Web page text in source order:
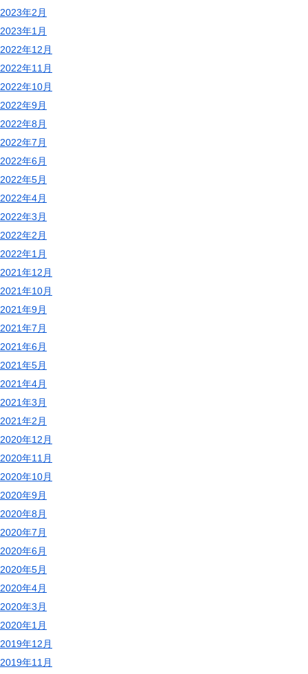
2023年2月
2023年1月
2022年12月
2022年11月
2022年10月
2022年9月
2022年8月
2022年7月
2022年6月
2022年5月
2022年4月
2022年3月
2022年2月
2022年1月
2021年12月
2021年10月
2021年9月
2021年7月
2021年6月
2021年5月
2021年4月
2021年3月
2021年2月
2020年12月
2020年11月
2020年10月
2020年9月
2020年8月
2020年7月
2020年6月
2020年5月
2020年4月
2020年3月
2020年1月
2019年12月
2019年11月